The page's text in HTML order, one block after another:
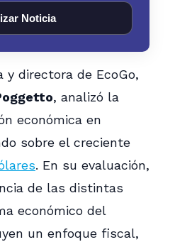
Noticia
y directora de EcoGo,
, analizó la
económica en
sobre el creciente
. En su evaluación,
de las distintas
económico del
un enfoque fiscal,